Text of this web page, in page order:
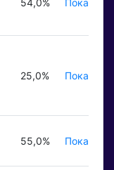
54,0% Показать
25,0% Показать
55,0% Показать